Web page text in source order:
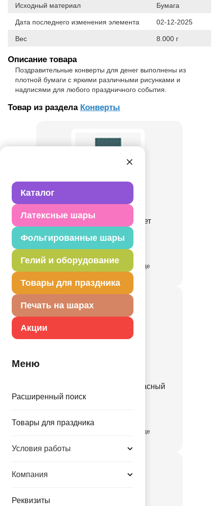
Каталог
Латексные шары
Фольгированные шары
Гелий и оборудование
Товары для праздника
Печать на шарах
Акции
Меню
Расширенный поиск
Товары для праздника
Условия работы
Компания
Реквизиты
Исходный материал Бумага
Дата последнего изменения элемента 02-12-2025
Вес 8.000 г
Описание товара
Поздравительные конверты для денег выполнены из
плотной бумаги с яркими различными рисунками и
надписями для любого праздничного события.
Товар из раздела Конверты
Конверт д/денег Совет
1509-3115
присутствует на складе
Конверт д/денег Бант красный
присутствует на складе